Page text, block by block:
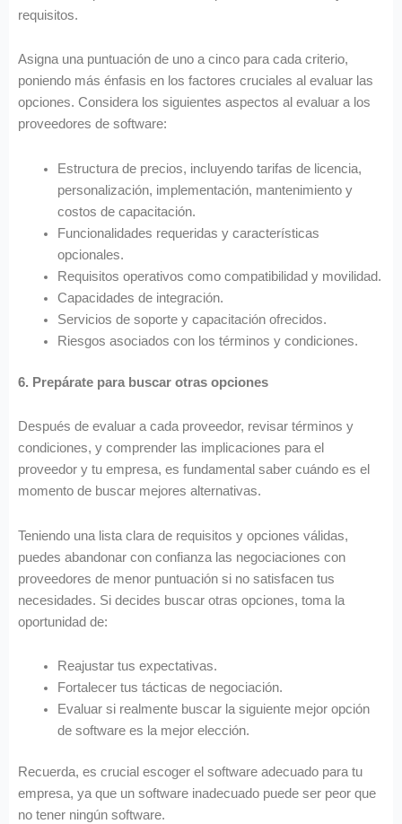
requisitos.
Asigna una puntuación de uno a cinco para cada criterio,
poniendo más énfasis en los factores cruciales al evaluar las
opciones. Considera los siguientes aspectos al evaluar a los
proveedores de software:
Estructura de precios, incluyendo tarifas de licencia,
personalización, implementación, mantenimiento y
costos de capacitación.
Funcionalidades requeridas y características
opcionales.
Requisitos operativos como compatibilidad y movilidad.
Capacidades de integración.
Servicios de soporte y capacitación ofrecidos.
Riesgos asociados con los términos y condiciones.
6. Prepárate para buscar otras opciones
Después de evaluar a cada proveedor, revisar términos y
condiciones, y comprender las implicaciones para el
proveedor y tu empresa, es fundamental saber cuándo es el
momento de buscar mejores alternativas.
Teniendo una lista clara de requisitos y opciones válidas,
puedes abandonar con confianza las negociaciones con
proveedores de menor puntuación si no satisfacen tus
necesidades. Si decides buscar otras opciones, toma la
oportunidad de:
Reajustar tus expectativas.
Fortalecer tus tácticas de negociación.
Evaluar si realmente buscar la siguiente mejor opción
de software es la mejor elección.
Recuerda, es crucial escoger el software adecuado para tu
empresa, ya que un software inadecuado puede ser peor que
no tener ningún software.